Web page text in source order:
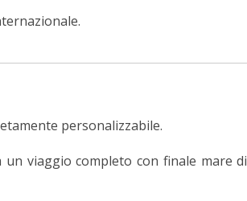
personalizzabile.
viaggio completo con finale mare di